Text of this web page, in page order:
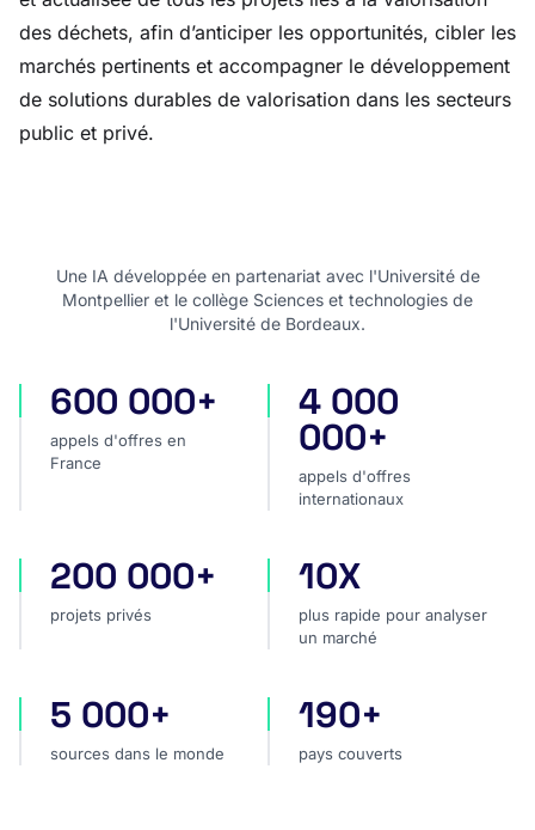
des déchets, afin d’anticiper les opportunités, cibler les
marchés pertinents et accompagner le développement
de solutions durables de valorisation dans les secteurs
public et privé.
Une IA développée en partenariat avec l'Université de
Montpellier et le collège Sciences et technologies de
l'Université de Bordeaux.
appels d'offres en France
600 000+
appels d'offres en
France
appels d'offres
4 000
000+
appels d'offres
internationaux
projets privés
200 000+
projets privés
plus rapide pour analyser
10X
plus rapide pour analyser
un marché
sources dans le monde
5 000+
sources dans le monde
pays couverts
190+
pays couverts